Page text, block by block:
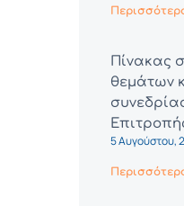
Πίνακας
θεμάτων
5 Αυγούστου,